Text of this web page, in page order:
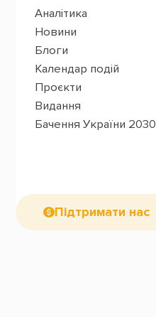
Аналітика
Новини
Блоги
Календар подій
Проєкти
Видання
Бачення України 2030
Підтримати нас